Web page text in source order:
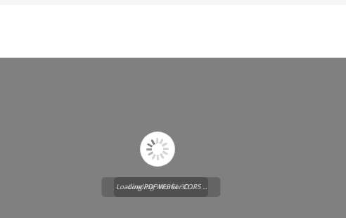
Loading WEBGL 3D ...
Loading PDF Worker CORS ...